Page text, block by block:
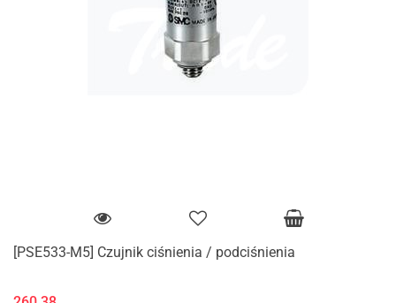
[PSE533-M5] Czujnik ciśnienia / podciśnienia